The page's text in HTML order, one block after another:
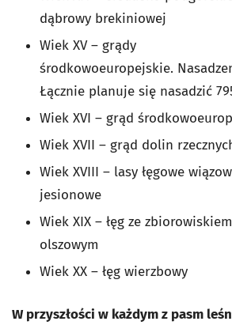
dąbrowy brekiniowej
Wiek XV – grądy
środkowoeuropejskie.
Łącznie planuje się nasadzić
Wiek XVI – grąd
Wiek XVII – grąd dolin
Wiek XVIII – lasy łęgowe
jesionowe
Wiek XIX – łęg ze
olszowym
Wiek XX – łęg wierzbowy
W przyszłości w każdym z pasm